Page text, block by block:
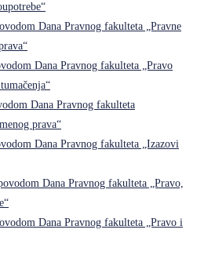
Dana Pravnog fakulteta „Pravne
Dana Pravnog fakulteta „Pravo
Dana Pravnog fakulteta
prava“
Dana Pravnog fakulteta „Izazovi
Dana Pravnog fakulteta „Pravo,
Dana Pravnog fakulteta „Pravo i